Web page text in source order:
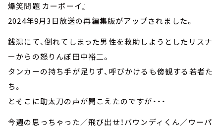
爆笑問題 カーボーイ』
2024年9月3日放送の再編集版がアップされました。
銭湯にて、倒れてしまった男性を救助しようとしたリスナ
ーからの怒りんぼ田中裕二。
タンカーの持ち手が足りず、呼びかけるも傍観する若者た
ち。
とそこに助太刀の声が聞こえたのですが・・・
今週の思っちゃった／飛び出せ！バウンディくん／ウーパ